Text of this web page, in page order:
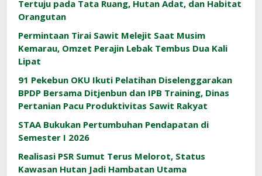
Tertuju pada Tata Ruang, Hutan Adat, dan Habitat
Orangutan
Permintaan Tirai Sawit Melejit Saat Musim
Kemarau, Omzet Perajin Lebak Tembus Dua Kali
Lipat
91 Pekebun OKU Ikuti Pelatihan Diselenggarakan
BPDP Bersama Ditjenbun dan IPB Training, Dinas
Pertanian Pacu Produktivitas Sawit Rakyat
STAA Bukukan Pertumbuhan Pendapatan di
Semester I 2026
Realisasi PSR Sumut Terus Melorot, Status
Kawasan Hutan Jadi Hambatan Utama